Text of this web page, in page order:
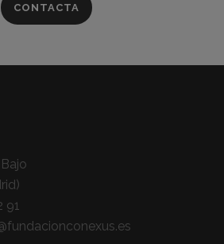
CONTACTA
91